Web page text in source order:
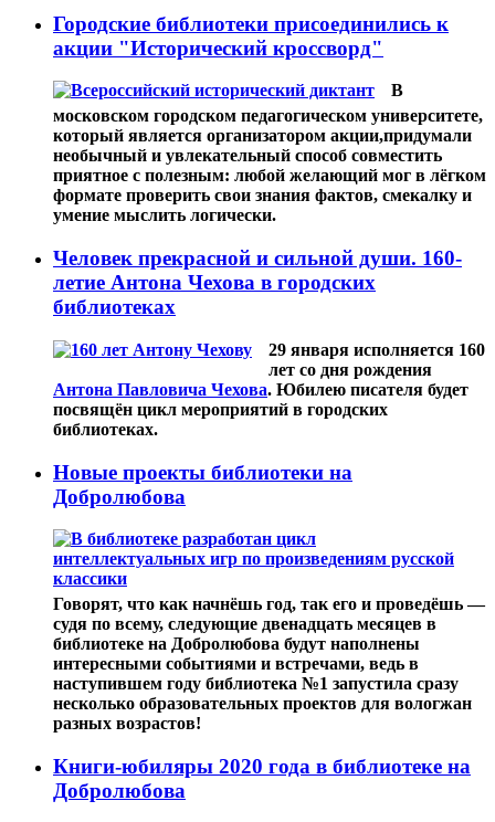
Городские библиотеки присоединились к
акции "Исторический кроссворд"
В
московском городском педагогическом университете,
который является организатором акции,придумали
необычный и увлекательный способ совместить
приятное с полезным: любой желающий мог в лёгком
формате проверить свои знания фактов, смекалку и
умение мыслить логически.
Человек прекрасной и сильной души. 160-
летие Антона Чехова в городских
библиотеках
29 января исполняется 160
лет со дня рождения
Антона Павловича Чехова. Юбилею писателя будет
посвящён цикл мероприятий в городских
библиотеках.
Новые проекты библиотеки на
Добролюбова
Говорят, что как начнёшь год, так его и проведёшь —
судя по всему, следующие двенадцать месяцев в
библиотеке на Добролюбова будут наполнены
интересными событиями и встречами, ведь в
наступившем году библиотека №1 запустила сразу
несколько образовательных проектов для вологжан
разных возрастов!
Книги-юбиляры 2020 года в библиотеке на
Добролюбова